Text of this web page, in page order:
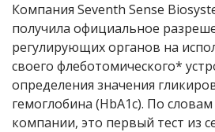
Компания Seventh Sense
получила официальное
регулирующих органов на
своего флеботомического*
определения значения
гемоглобина (HbA1с). По
компании, это первый тест из